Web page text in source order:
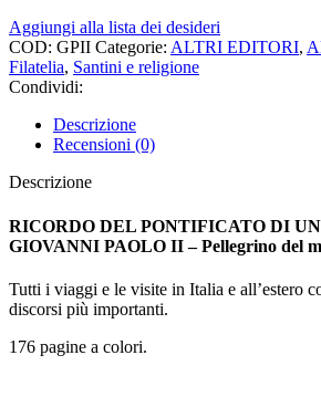
Aggiungi alla lista dei desideri
COD: GPII Categorie: ALTRI EDITORI,
Filatelia, Santini e religione
Condividi:
Descrizione
Recensioni (0)
Descrizione
RICORDO DEL PONTIFICATO DI
GIOVANNI PAOLO II – Pellegrino del
Tutti i viaggi e le visite in Italia e all’estero
discorsi più importanti.
176 pagine a colori.